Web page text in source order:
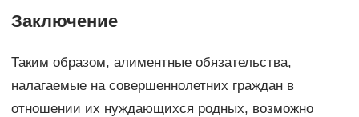
Заключение
Таким образом, алиментные обязательства,
налагаемые на совершеннолетних граждан в
отношении их нуждающихся родных, возможно